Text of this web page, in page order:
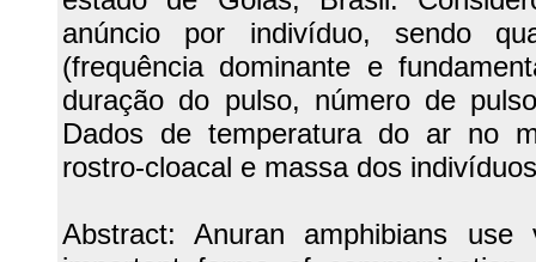
anúncio por indivíduo, sendo
(frequência dominante e
duração do pulso, número de
Dados de temperatura do ar no
rostro-cloacal e massa dos
Abstract: Anuran amphibians